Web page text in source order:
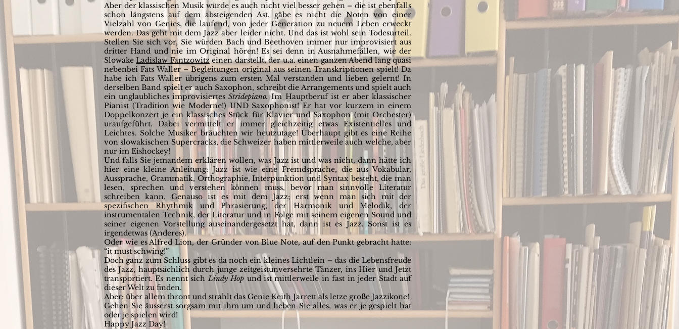
Aber der klassischen Musik würde es auch nicht viel besser gehen – die ist ebenfalls
schon längstens auf dem absteigenden Ast, gäbe es nicht die Noten von einer
Vielzahl von Genies, die laufend, von jeder Generation zu neuem Leben erweckt
werden. Das geht mit dem Jazz aber leider nicht. Und das ist wohl sein Todesurteil.
Stellen Sie sich vor, Sie würden Bach und Beethoven immer nur improvisiert aus
dritter Hand und nie im Original hören! Es sei denn in Ausnahmefällen, wie der
SlowakeLadislaw Fantzowitzeinen darstellt, der u.a. einen ganzen Abend lang quasi
nebenbei Fats Waller – Begleitungen original aus seinen Transkriptionen spielt! Da
habe ich Fats Waller übrigens zum ersten Mal verstanden und lieben gelernt! In
derselben Band spielt er auch Saxophon, schreibt die Arrangements und spielt auch
ein unglaubliches improvisiertesStridepiano.Im Hauptberuf ist er aber klassischer
Pianist (Tradition wie Moderne!) UND Saxophonist! Er hat vor kurzem in einem
Doppelkonzert je ein klassisches Stück für Klavier und Saxophon (mit Orchester)
uraufgeführt. Dabei vermittelt er immer gleichzeitig etwas Existentielles und
Leichtes. Solche Musiker bräuchten wir heutzutage! Überhaupt gibt es eine Reihe
von slowakischen Supercracks, die Schweizer haben mittlerweile auch welche, aber
nur im Eishockey!
Und falls Sie jemandem erklären wollen, was Jazz ist und was nicht, dann hätte ich
hier eine kleine Anleitung: Jazz ist wie eine Fremdsprache, die aus Vokabular,
Aussprache, Grammatik, Orthographie, Interpunktion und Syntax besteht, die man
lesen, sprechen und verstehen können muss, bevor man sinnvolle Literatur
schreiben kann. Genauso ist es mit dem Jazz; erst wenn man sich mit der
spezifischen Rhythmik und Phrasierung, der Harmonik und Melodik, der
instrumentalen Technik, der Literatur und in Folge mit seinem eigenen Sound und
seiner eigenen Vorstellung auseinandergesetzt hat, dann ist es Jazz. Sonst ist es
irgendetwas (Anderes).
Oder wie es Alfred Lion, der Gründer von Blue Note, auf den Punkt gebracht hatte:
“it must schwing!”
Doch ganz zum Schluss gibt es da noch ein kleines Lichtlein – das die Lebensfreude
des Jazz, hauptsächlich durch junge zeitgeistunversehrte Tänzer, ins Hier und Jetzt
transportiert. Es nennt sichLindy Hop und ist mittlerweile in fast in jeder Stadt auf
dieser Welt zu finden.
Aber: über allem thront und strahlt das Genie Keith Jarrett als letze große Jazzikone!
Gehen Sie äusserst sorgsam mit ihm um und lieben Sie alles, was er je gespielt hat
oder je spielen wird!
Happy Jazz Day!